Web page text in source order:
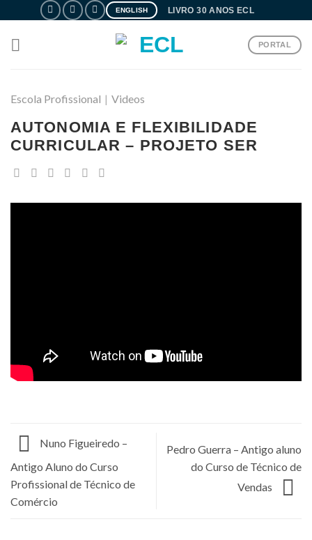
content
ENGLISH LIVRO 30 ANOS ECL
PORTAL
Escola Profissional | Videos
AUTONOMIA E FLEXIBILIDADE
CURRICULAR – PROJETO SER
Nuno Figueiredo –
Antigo Aluno do Curso
Profissional de Técnico de
Comércio
Pedro Guerra – Antigo aluno
do Curso de Técnico de
Vendas